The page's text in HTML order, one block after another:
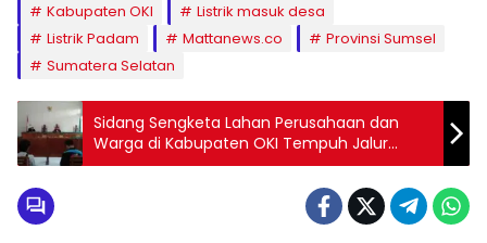
Kabupaten OKI
Listrik masuk desa
Listrik Padam
Mattanews.co
Provinsi Sumsel
Sumatera Selatan
Sidang Sengketa Lahan Perusahaan dan
Warga di Kabupaten OKI Tempuh Jalur
Mediasi